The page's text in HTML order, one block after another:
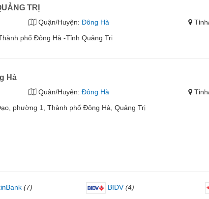
TRỊ
Quận/Huyện: Đông Hà
phố Đông Hà -Tỉnh Quảng Trị
Hà
Quận/Huyện: Đông Hà
phường 1, Thành phố Đông Hà, Quảng Trị
(7) BIDV (4)